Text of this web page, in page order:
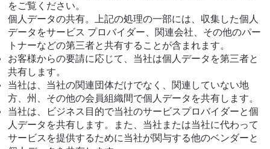
をご覧ください。
個人データの共有。上記の処理の一部には、収集した個人
データをサービス プロバイダー、関連会社、その他のパー
トナーなどの第三者と共有することが含まれます。
お客様からの要請に応じて、当社は個人データを第三者と
共有します。
当社は、当社の関連団体だけでなく、関連していない地
方、州、その他の会員組織間で個人データを共有します。
当社は、ビジネス目的で当社のサービスプロバイダーと個
人データを共有します。また、当社または当社に代わって
サービスを提供するために当社が関与する他のベンダーと